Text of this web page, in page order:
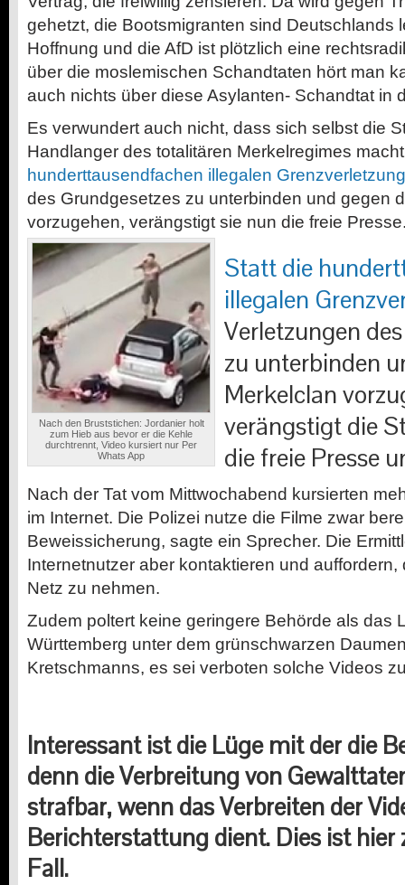
gehetzt, die Bootsmigranten sind Deutschlands
Hoffnung und die AfD ist plötzlich eine
über die moslemischen Schandtaten hört man
auch nichts über diese Asylanten- Schandtat in
Es verwundert auch nicht, dass sich selbst die
Handlanger des totalitären Merkelregimes
hunderttausendfachen illegalen
des Grundgesetzes zu unterbinden und gegen
vorzugehen, verängstigt sie nun die freie
Nach den Bruststichen: Jordanier holt
zum Hieb aus bevor er die Kehle
durchtrennt, Video kursiert nur Per
Whats App
Statt die
illegalen
Verletzungen
zu unterbinden
Merkelclan
verängstigt die
die freie Presse
Nach der Tat vom Mittwochabend kursierten
im Internet. Die Polizei nutze die Filme zwar
Beweissicherung, sagte ein Sprecher. Die
Internetnutzer aber kontaktieren und
Netz zu nehmen.
Zudem poltert keine geringere Behörde als das
Württemberg unter dem grünschwarzen
Kretschmanns, es sei verboten solche Videos
Interessant ist die Lüge mit der die
denn die Verbreitung von
strafbar, wenn das Verbreiten der
Berichterstattung dient. Dies ist hier
Fall.